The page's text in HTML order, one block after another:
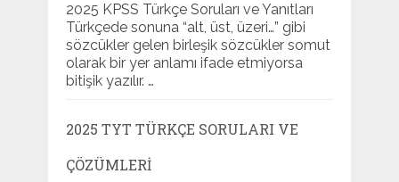
2025 KPSS Türkçe Soruları ve Yanıtları
Türkçede sonuna “alt, üst, üzeri…” gibi
sözcükler gelen birleşik sözcükler somut
olarak bir yer anlamı ifade etmiyorsa
bitişik yazılır. …
2025 TYT TÜRKÇE SORULARI VE
ÇÖZÜMLERI